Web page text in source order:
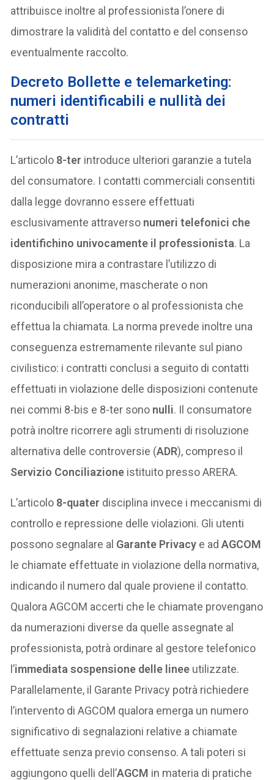
attribuisce inoltre al professionista l’onere di
dimostrare la validità del contatto e del consenso
eventualmente raccolto.
Decreto Bollette e telemarketing:
numeri identificabili e nullità dei
contratti
L’articolo 8-ter introduce ulteriori garanzie a tutela
del consumatore. I contatti commerciali consentiti
dalla legge dovranno essere effettuati
esclusivamente attraverso numeri telefonici che
identifichino univocamente il professionista. La
disposizione mira a contrastare l’utilizzo di
numerazioni anonime, mascherate o non
riconducibili all’operatore o al professionista che
effettua la chiamata. La norma prevede inoltre una
conseguenza estremamente rilevante sul piano
civilistico: i contratti conclusi a seguito di contatti
effettuati in violazione delle disposizioni contenute
nei commi 8-bis e 8-ter sono nulli. Il consumatore
potrà inoltre ricorrere agli strumenti di risoluzione
alternativa delle controversie (ADR), compreso il
Servizio Conciliazione istituito presso ARERA.
L’articolo 8-quater disciplina invece i meccanismi di
controllo e repressione delle violazioni. Gli utenti
possono segnalare al Garante Privacy e adAGCOM
le chiamate effettuate in violazione della normativa,
indicando il numero dal quale proviene il contatto.
Qualora AGCOM accerti che le chiamate provengano
da numerazioni diverse da quelle assegnate al
professionista, potrà ordinare al gestore telefonico
l’immediata sospensione delle linee utilizzate.
Parallelamente, il Garante Privacy potrà richiedere
l’intervento di AGCOM qualora emerga un numero
significativo di segnalazioni relative a chiamate
effettuate senza previo consenso. A tali poteri si
aggiungono quelli dell’AGCM in materia di pratiche